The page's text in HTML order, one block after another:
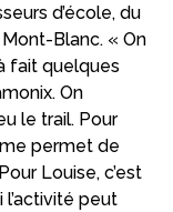
d’école, du
Blanc. « On
fait quelques
On
le trail. Pour
permet de
Louise, c’est
peut